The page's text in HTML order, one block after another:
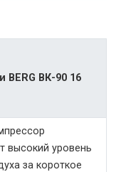
BERG ВК-90 16
высокий уровень
за короткое